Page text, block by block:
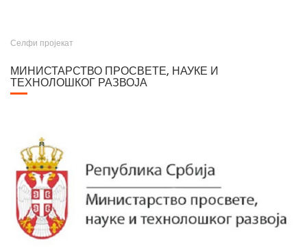
Селфи пројекат
МИНИСТАРСТВО ПРОСВЕТЕ, НАУКЕ И
ТЕХНОЛОШКОГ РАЗВОЈА